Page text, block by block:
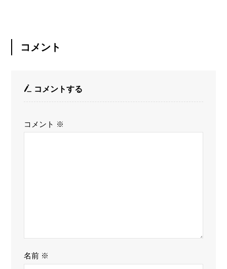
コメント
コメントする
コメント ※
名前 ※